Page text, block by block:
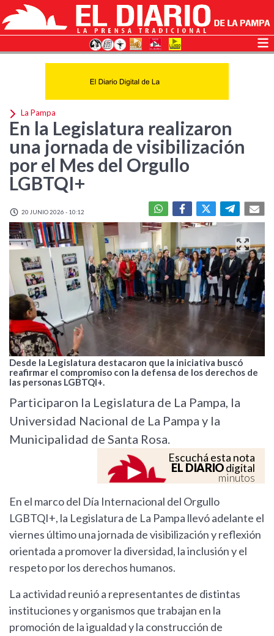
La Pampa
En la Legislatura realizaron
una jornada de visibilización
por el Mes del Orgullo
LGBTQI+
20 JUNIO 2026 - 10:12
Desde la Legislatura destacaron que la iniciativa buscó
reafirmar el compromiso con la defensa de los derechos de
las personas LGBTQI+.
Participaron la Legislatura de La Pampa, la
Universidad Nacional de La Pampa y la
Municipalidad de Santa Rosa.
Escuchá esta nota
EL DIARIOdigital
minutos
En el marco del Día Internacional del Orgullo
LGBTQI+, la Legislatura de La Pampa llevó adelante el
viernes último una jornada de visibilización y reflexión
orientada a promover la diversidad, la inclusión y el
respeto por los derechos humanos.
La actividad reunió a representantes de distintas
instituciones y organismos que trabajan en la
promoción de la igualdad y la construcción de